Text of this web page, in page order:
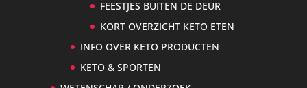
FEESTJES BUITEN DE DEUR
KORT OVERZICHT KETO ETEN
INFO OVER KETO PRODUCTEN
KETO & SPORTEN